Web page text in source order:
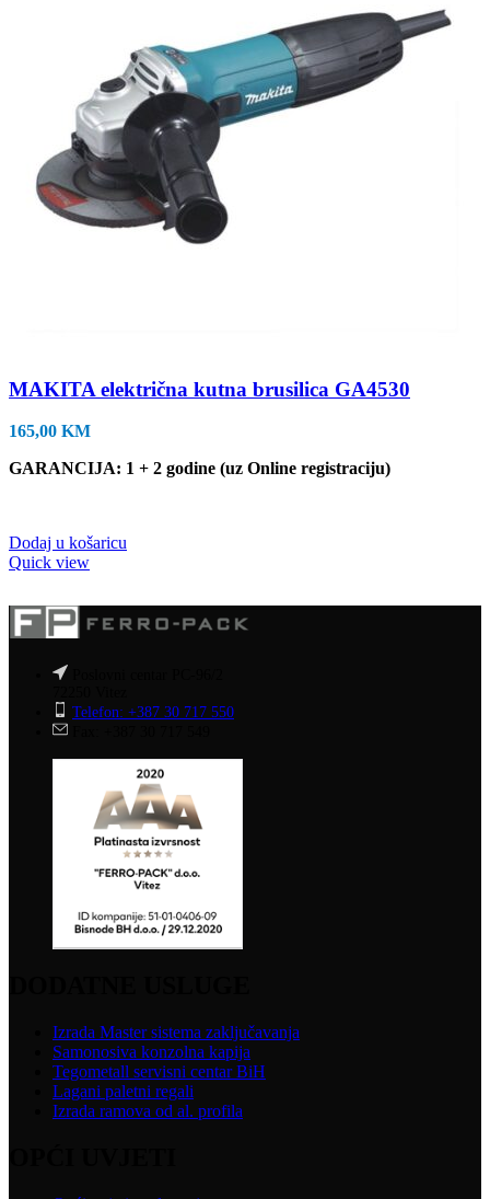
MAKITA električna kutna brusilica GA4530
165,00 KM
GARANCIJA: 1 + 2 godine (uz Online registraciju)
Dodaj u košaricu
Quick view
Telefon: +387 30 717 550
Izrada Master sistema zaključavanja
Samonosiva konzolna kapija
Tegometall servisni centar BiH
Lagani paletni regali
Izrada ramova od al. profila